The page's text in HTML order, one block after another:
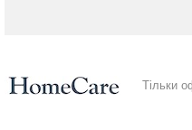
Тільки